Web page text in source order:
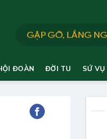
ĐOÀN ĐỜI TU SỨ VỤ